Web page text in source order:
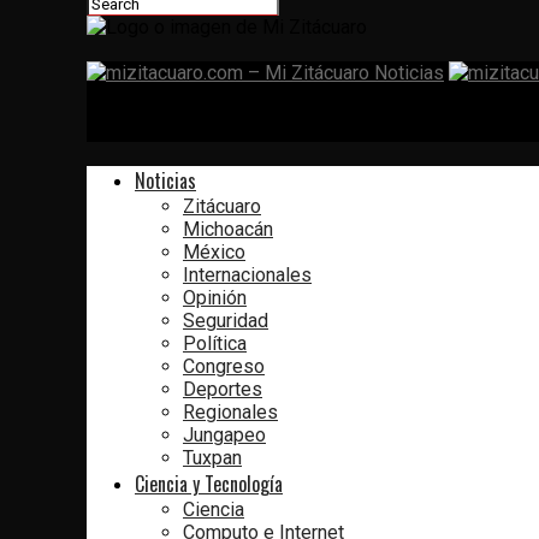
Noticias
Zitácuaro
Michoacán
México
Internacionales
Opinión
Seguridad
Política
Congreso
Deportes
Regionales
Jungapeo
Tuxpan
Ciencia y Tecnología
Ciencia
Computo e Internet